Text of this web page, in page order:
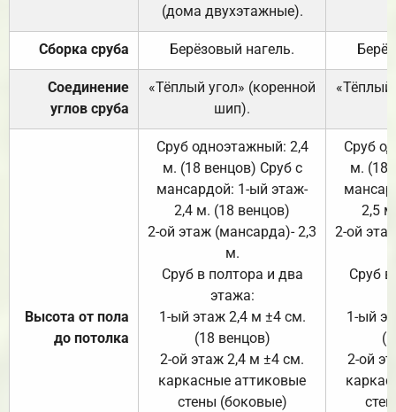
(дома двухэтажные).
Сборка сруба Берёзовый нагель.
Соединение
углов сруба
«Тёплый угол» (коренной
шип).
«Тёплый
Высота от пола
до потолка
Сруб одноэтажный: 2,4
м. (18 венцов) Сруб с
мансардой: 1-ый этаж-
2,4 м. (18 венцов)
2-ой этаж (мансарда)- 2,3
м.
Сруб в полтора и два
этажа:
1-ый этаж 2,4 м ±4 см.
(18 венцов)
2-ой этаж 2,4 м ±4 см.
каркасные аттиковые
стены (боковые)
Сруб
м. (18
2,5
2-ой
Сруб
1-ый
2-ой